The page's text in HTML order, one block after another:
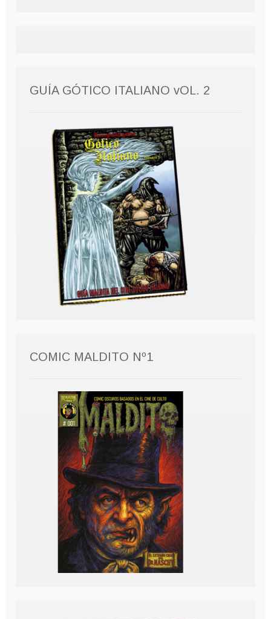
GUÍA GÓTICO ITALIANO vOL. 2
COMIC MALDITO Nº1